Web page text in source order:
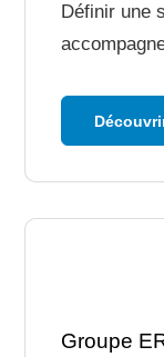
Définir une
Groupe